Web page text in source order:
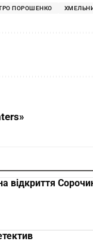
ПОРОШЕНКО
відкриття